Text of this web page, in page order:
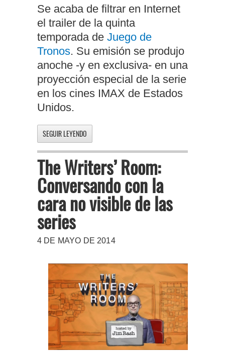
Se acaba de filtrar en Internet
el trailer de la quinta
temporada de Juego de
Tronos. Su emisión se produjo
anoche -y en exclusiva- en una
proyección especial de la serie
en los cines IMAX de Estados
Unidos.
SEGUIR LEYENDO
The Writers’ Room:
Conversando con la
cara no visible de las
series
4 DE MAYO DE 2014